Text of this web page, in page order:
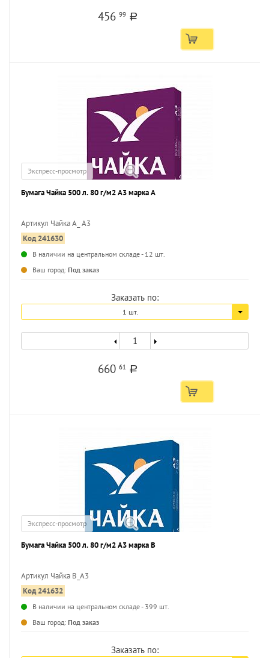
45699 a
Экспресс-просмотр
Бумага Чайка 500 л. 80 г/м2 А3 марка А
Артикул Чайка А_ А3
Код 241630
В наличии на центральном складе - 12 шт.
Ваш город: Под заказ
Заказать по:
1 шт.
66061 a
Экспресс-просмотр
Бумага Чайка 500 л. 80 г/м2 А3 марка В
Артикул Чайка В_А3
Код 241632
В наличии на центральном складе - 399 шт.
Ваш город: Под заказ
Заказать по: